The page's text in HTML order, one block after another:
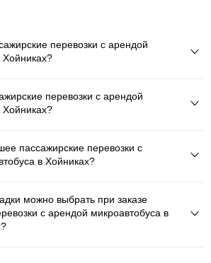
перевозки с арендой
Хойниках?
перевозки с арендой
Хойниках?
пассажирские перевозки с
в Хойниках?
можно выбрать при заказе
с арендой микроавтобуса в